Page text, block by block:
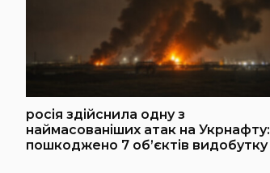
росія здійснила одну з
наймасованіших атак на Укрнафту:
пошкоджено 7 об’єктів видобутку